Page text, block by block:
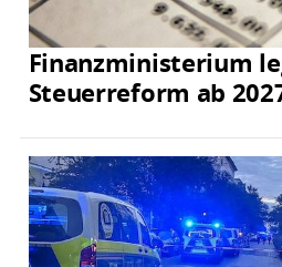
Finanzministerium
Steuerreform ab